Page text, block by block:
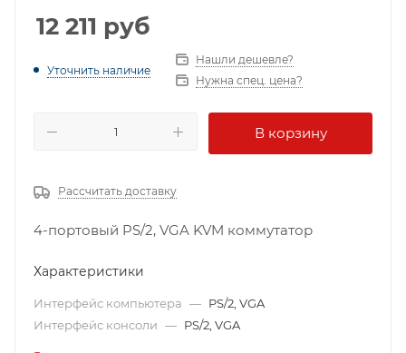
12 211 руб
Уточнить наличие
Нашли дешевле?
Нужна спец. цена?
В корзину
Рассчитать доставку
4-портовый PS/2, VGA KVM коммутатор
Характеристики
Интерфейс компьютера — PS/2, VGA
Интерфейс консоли — PS/2, VGA